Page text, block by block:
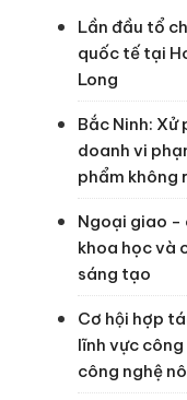
Lần đầu tổ
quốc tế tại
Long
Bắc Ninh: Xử
doanh vi
phẩm không
Ngoại giao -
khoa học và
sáng tạo
Cơ hội hợp
lĩnh vực
công nghệ